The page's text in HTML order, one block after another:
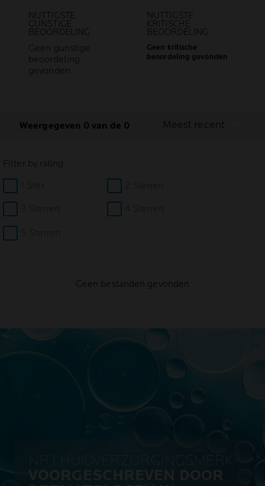
NUTTIGSTE
GUNSTIGE
BEOORDELING
Geen gunstige
beoordeling
gevonden
NUTTIGSTE
KRITISCHE
BEOORDELING
Geen kritische
beoordeling gevonden
Weergegeven 0 van de 0 Meest recent
Filter by rating
Geen bestanden gevonden
NR.1 HUIDVERZORGINGSMERK
VOORGESCHREVEN DOOR